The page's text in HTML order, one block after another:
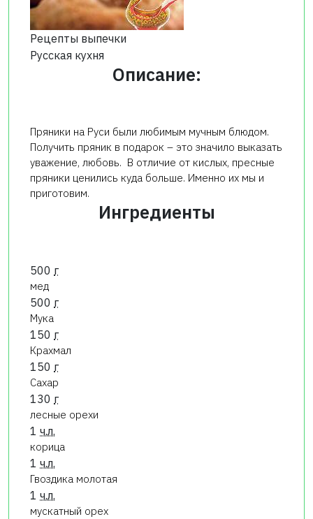
Рецепты выпечки
Русская кухня
Описание:
Пряники на Руси были любимым мучным блюдом.
Получить пряник в подарок – это значило выказать
уважение, любовь. В отличие от кислых, пресные
пряники ценились куда больше. Именно их мы и
приготовим.
Ингредиенты
500 г
мед
500 г
Мука
150 г
Крахмал
150 г
Сахар
130 г
лесные орехи
1 ч.л.
корица
1 ч.л.
Гвоздика молотая
1 ч.л.
мускатный орех